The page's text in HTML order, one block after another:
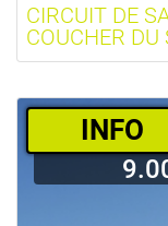
CIRCUIT DE
COUCHER DU
­INFO